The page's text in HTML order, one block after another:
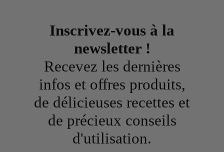
Inscrivez-vous à la
newsletter !
Recevez les dernières
infos et offres produits,
de délicieuses recettes et
de précieux conseils
d'utilisation.